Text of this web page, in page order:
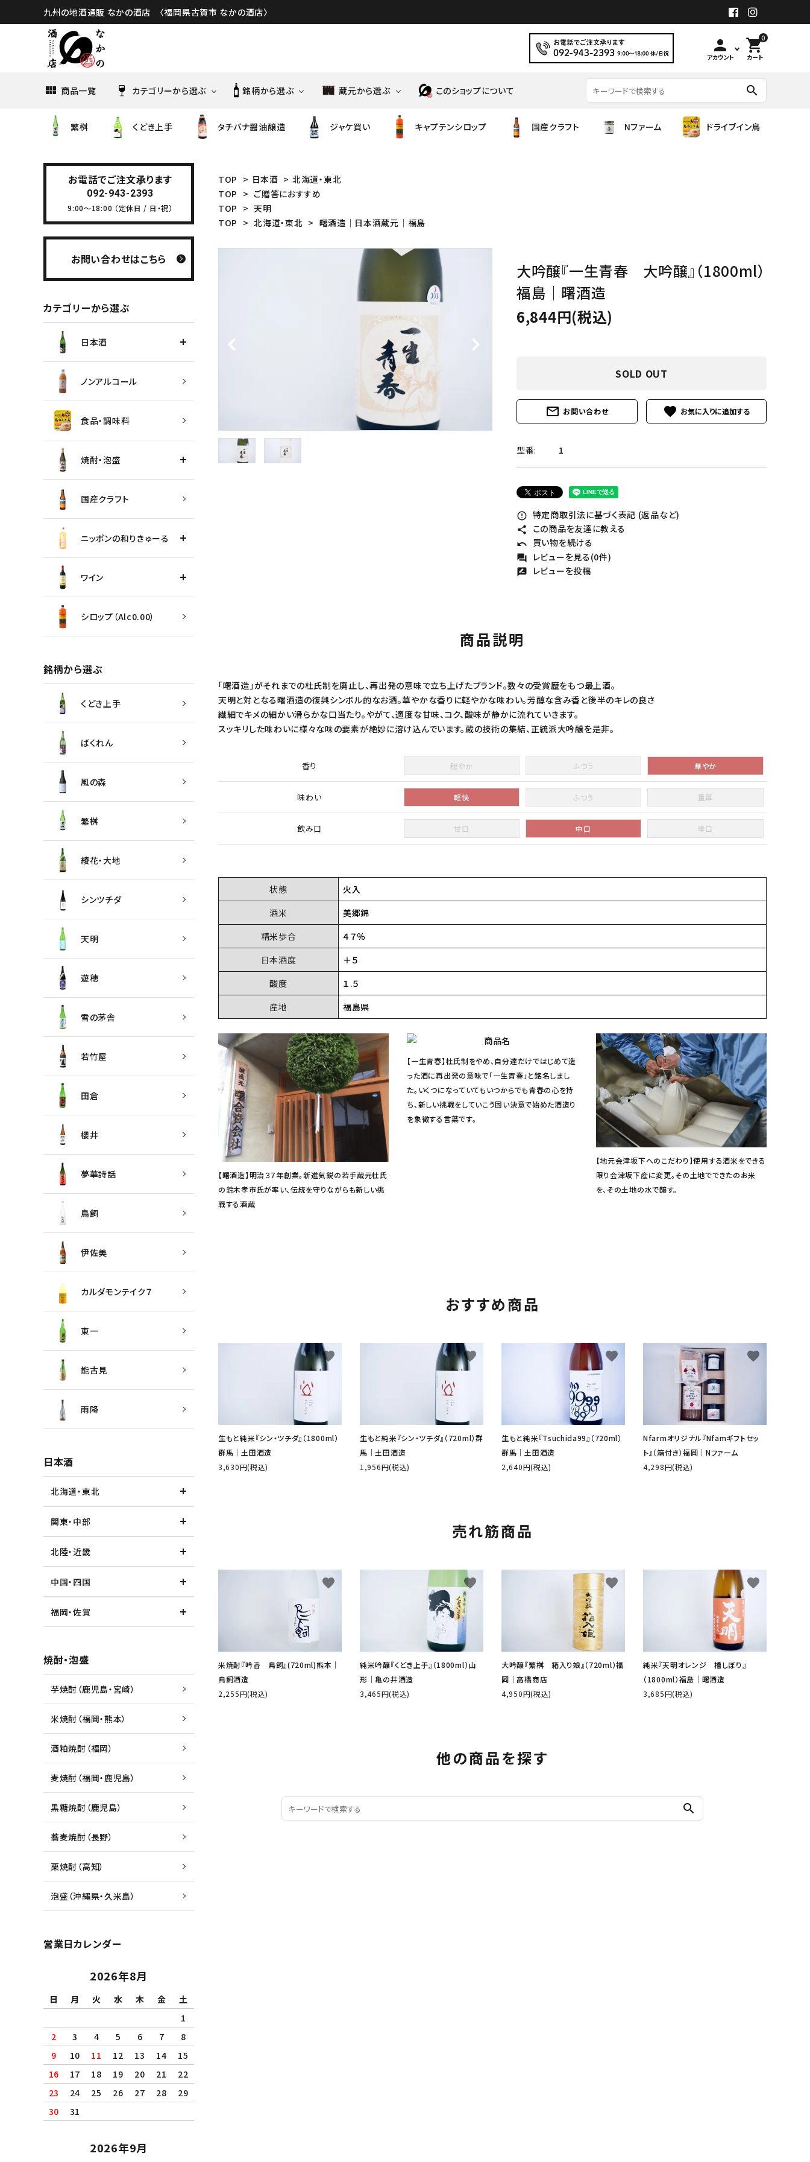
九州の地酒通販 なかの酒店 〈福岡県古賀市 なかの酒店〉
person
アカウント
0
shopping_cart
カート
商品一覧 カテゴリーから選ぶ
焼酎・泡盛 ニッポンの和りきゅーる
銘柄から選ぶ
綾花・大地 シンツチダ
蔵元から選ぶ
土田酒造 曙酒造
八海醸造 高良酒造
佐多宗ニ商店 五町田酒造 馬場酒造場
このショップについて search
繁桝 くどき上手 タチバナ醤油醸造 ジャケ買い キャプテンシロップ 国産クラフト Nファーム ドライブイン鳥
TOP > 日本酒 > 北海道・東北
TOP > ご贈答におすすめ
TOP > 天明
TOP > 北海道・東北 > 曙酒造│日本酒蔵元│福島
大吟醸『一生青春 大吟醸』（1800ml）
福島│曙酒造
6,844円(税込)
SOLD OUT
mail_outline お問い合わせ favorite
型番: 1
error_outline 特定商取引法に基づく表記 (返品など)
share この商品を友達に教える
undo 買い物を続ける
forum レビューを見る(0件)
rate_review レビューを投稿
商品説明
「曙酒造」がそれまでの杜氏制を廃止し、再出発の意味で立ち上げたブランド。数々の受賞歴をもつ最上酒。
天明と対となる曙酒造の復興シンボル的なお酒。華やかな香りに軽やかな味わい。芳醇な含み香と後半のキレの良さ
繊細でキメの細かい滑らかな口当たり。やがて、適度な甘味、コク、酸味が静かに流れていきます。
スッキリした味わいに様々な味の要素が絶妙に溶け込んでいます。蔵の技術の集結、正統派大吟醸を是非。
香り 穏やか ふつう 華やか
味わい 軽快 ふつう 重厚
飲み口 甘口 中口 辛口
状態
火入
酒米
美郷錦
精米歩合
４７％
日本酒度
＋５
酸度
１.５
産地
福島県
【曙酒造】明治３７年創業。新進気鋭の若手蔵元杜氏
の鈴木孝市氏が率い、伝統を守りながらも新しい挑
戦する酒蔵
【一生青春】杜氏制をやめ、自分達だけではじめて造
った酒に再出発の意味で「一生青春」と銘名しまし
た。いくつになっていてもいつからでも青春の心を持
ち、新しい挑戦をしていこう固い決意で始めた酒造り
を象徴する言葉です。
【地元会津坂下へのこだわり】使用する酒米をできる
限り会津坂下産に変更。その土地でできたのお米
を、その土地の水で醸す。
おすすめ商品
生もと純米『シン・ツチダ』（1800ml）
群馬│土田酒造
3,630円(税込)
favorite
生もと純米『シン・ツチダ』（720ml）群
馬│土田酒造
1,956円(税込)
favorite
生もと純米『Tsuchida99』（720ml）
群馬│土田酒造
2,640円(税込)
favorite
Nfarmオリジナル『Nfamギフトセッ
ト』（箱付き）福岡│Nファーム
4,298円(税込)
favorite
売れ筋商品
米焼酎『吟香 鳥飼』(720ml)熊本│
鳥飼酒造
2,255円(税込)
favorite
純米吟醸『くどき上手』（1800ml）山
形│亀の井酒造
3,465円(税込)
favorite
大吟醸『繁桝 箱入り娘』（720ml）福
岡│高橋商店
4,950円(税込)
favorite
純米『天明オレンジ 槽しぼり』
（1800ml）福島│曙酒造
3,685円(税込)
favorite
他の商品を探す
search
お電話でご注文承ります
092-943-2393
9:00～18:00 （定休日 / 日・祝）
お問い合わせはこちら
カテゴリーから選ぶ
日本酒
ノンアルコール
食品・調味料
焼酎・泡盛
国産クラフト
ニッポンの和りきゅーる
ワイン
シロップ（Alc0.00）
銘柄から選ぶ
くどき上手
ばくれん
風の森
繁桝
綾花・大地
シンツチダ
天明
遊穂
雪の茅舎
若竹屋
田倉
櫻井
夢華詩話
鳥飼
伊佐美
カルダモンテイク７
東一
能古見
雨降
日本酒
北海道・東北
関東・中部
北陸・近畿
中国・四国
福岡・佐賀
焼酎・泡盛
芋焼酎（鹿児島・宮崎）
米焼酎（福岡・熊本）
酒粕焼酎（福岡）
麦焼酎（福岡・鹿児島）
黒糖焼酎（鹿児島）
蕎麦焼酎（長野）
栗焼酎（高知）
泡盛（沖縄県・久米島）
営業日カレンダー
2026年8月
日 月 火 水 木 金
土
1
2
3 4 5 6 7
8
9
10 11 12 13 14
15
16
17 18 19 20 21
22
23
24 25 26 27 28
29
30
31
2026年9月